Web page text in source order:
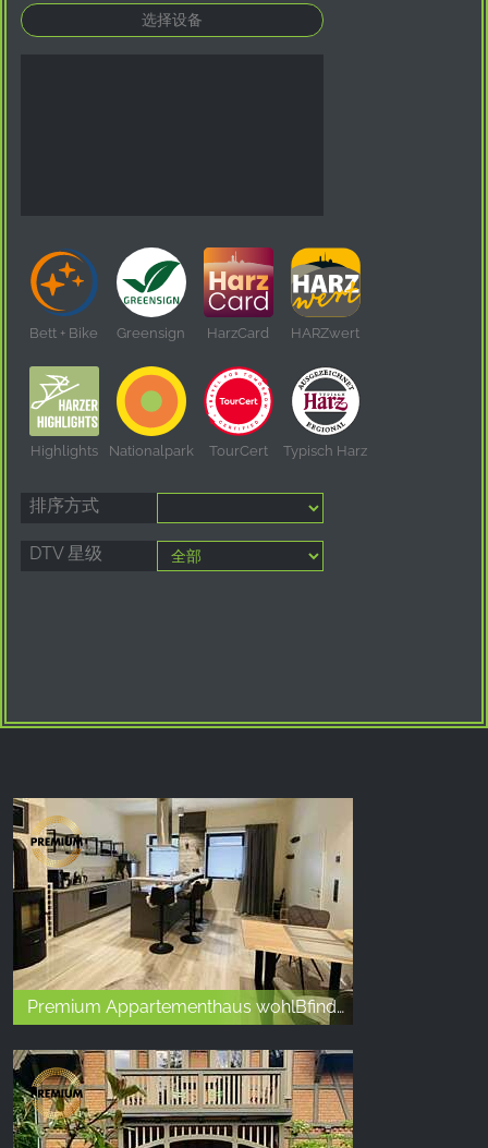
Bett + Bike Greensign HarzCard HARZwert
Highlights Nationalpark TourCert Typisch Harz
排序方式
DTV 星级
Premium Appartementhaus wohlBfinden